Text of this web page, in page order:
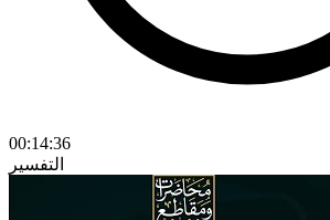
00:14:36
التفسير